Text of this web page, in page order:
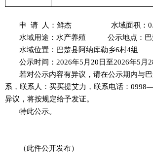
申 请 人：鲜杰 水域面积：
水域用途：水产养殖
公示地点：
水域位置：巴楚县阿纳库勒乡6村4组
公示时间： 2026年5月20日至2026年5月
若对公示内容有异议，请在公示期内与
系，联系人：买买提艾力，联系电话：
异议，将按规定给予发证。
特此公示。
2026年5
（此件公开发布）